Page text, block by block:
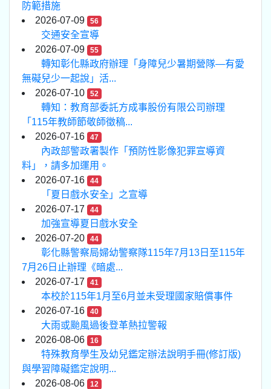
防範措施
2026-07-09
56
交通安全宣導
2026-07-09
55
轉知彰化縣政府辦理「身障兒少暑期營隊—有愛
無礙兒少一起說」活...
2026-07-10
52
轉知：教育部委託方成事股份有限公司辦理
「115年教師節敬師徵稿...
2026-07-16
47
內政部警政署製作「預防性影像犯罪宣導資
料」，請多加運用。
2026-07-16
44
「夏日戲水安全」之宣導
2026-07-17
44
加強宣導夏日戲水安全
2026-07-20
44
彰化縣警察局婦幼警察隊115年7月13日至115年
7月26日止辦理《暗處...
2026-07-17
41
本校於115年1月至6月並未受理國家賠償事件
2026-07-16
40
大雨或颱風過後登革熱拉警報
2026-08-06
16
特殊教育學生及幼兒鑑定辦法說明手冊(修訂版)
與學習障礙鑑定說明...
2026-08-06
12